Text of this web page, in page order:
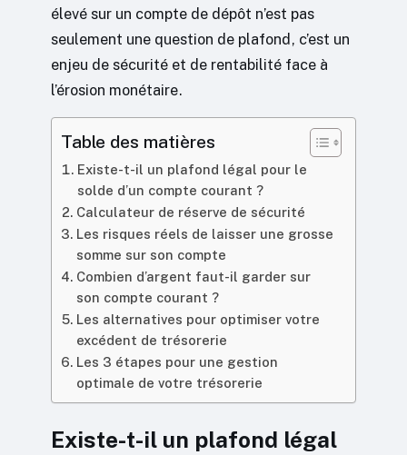
élevé sur un compte de dépôt n’est pas
seulement une question de plafond, c’est un
enjeu de sécurité et de rentabilité face à
l’érosion monétaire.
Table des matières
Existe-t-il un plafond légal pour le
solde d’un compte courant ?
Calculateur de réserve de sécurité
Les risques réels de laisser une grosse
somme sur son compte
Combien d’argent faut-il garder sur
son compte courant ?
Les alternatives pour optimiser votre
excédent de trésorerie
Les 3 étapes pour une gestion
optimale de votre trésorerie
Existe-t-il un plafond légal